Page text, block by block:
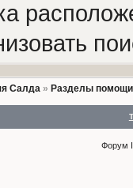
Салда» Разделы
Форум